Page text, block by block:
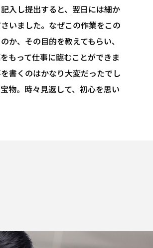
入し提出すると、翌日には細か
いました。なぜこの作業をこの
か、その目的を教えてもらい、
もって仕事に臨むことができま
書くのはかなり大変だったでし
物。時々見返して、初心を思い